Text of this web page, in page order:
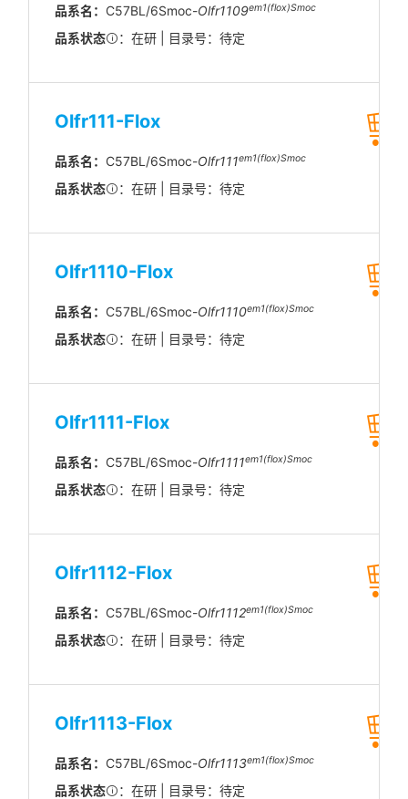
品系名： C57BL/6Smoc-Olfr1109em1(flox)Smoc
品系状态 ：在研 | 目录号：待定
Olfr111-Flox
品系名： C57BL/6Smoc-Olfr111em1(flox)Smoc
品系状态 ：在研 | 目录号：待定
Olfr1110-Flox
品系名： C57BL/6Smoc-Olfr1110em1(flox)Smoc
品系状态 ：在研 | 目录号：待定
Olfr1111-Flox
品系名： C57BL/6Smoc-Olfr1111em1(flox)Smoc
品系状态 ：在研 | 目录号：待定
Olfr1112-Flox
品系名： C57BL/6Smoc-Olfr1112em1(flox)Smoc
品系状态 ：在研 | 目录号：待定
Olfr1113-Flox
品系名： C57BL/6Smoc-Olfr1113em1(flox)Smoc
品系状态 ：在研 | 目录号：待定